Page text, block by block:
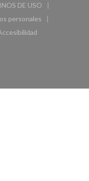
ventana))
DE USO
((abre en una nueva
personales
en una nueva ventana))
nueva ventana))